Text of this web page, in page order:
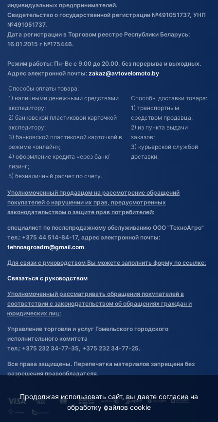
индивидуальных предпринимателей.
Свидетельство о государственной регистрации №491051737, УНП
№491051737.
Дата регистрации в Торговом реестре Республики Беларусь:
16.01.2015 г №175446.
Режим работы: Пн-Вс с 9.00 до 20.00, без перерыва и выходных.
Адрес электронной почты: zakaz@avtovelomoto.by
Способы оплаты товара:
1) наличными денежными средствами
экспедитору;
2) банковской пластиковой карточкой
экспедитору;
3) банковской пластиковой карточкой в
режиме «онлайн»;
4) оформление кредита через банк/
лизинг;
5) безналичный расчет по счету.
Способы доставки товара:
1) транспортным
средством продавца;
2) из пункта выдачи
заказов;
3) курьерской службой
доставки.
Уполномоченный продавцом на рассмотрение обращений
покупателей о нарушении их прав, предусмотренных
законодательством о защите прав потребителей:
специалист по послепродажному обслуживанию ООО "ТехноАгро"
тел.: +375 44 514-84-17, адрес электронной почты:
tehnoagroadm@gmail.com.
Для связи с руководством Вы можете заполнить форму по ссылке:
Связаться с руководством
Уполномоченный рассматривать обращения покупателей в
соответствии с законодательством об обращениях граждан и
юридических лиц:
Управление торговли и услуг Гомельского городского
исполнительного комитета
тел.: +375 232 34-77-35, +375 232 34-77-25.
Все права защищены. Перепечатка материалов запрещена без
разрешения правообладателя.
Продолжая использовать сайт, вы даете согласие на
обработку файлов cookie